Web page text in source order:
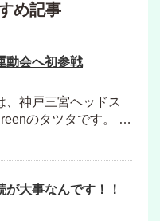
め記事
動会へ初参戦
、神戸三宮ヘッドス
のタツタです。 …
が大事なんです！！